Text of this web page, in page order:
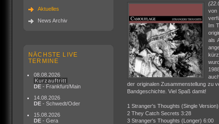
Aktuelles
News Archiv
NÄCHSTE LIVE
TERMINE
08.08.2026
Kurzauftritt
DE - Frankfurt/Main
14.08.2026
DE - Schwedt/Oder
15.08.2026
DE - Gera
von
Im
als
der originalen Zusammenstellung zu
Bandgeschichte. Viel Spaß damit!
1 Stranger's Thoughts (Single
2 They Catch Secrets 3:28
3 Stranger's Thoughts (Longer) 6:00